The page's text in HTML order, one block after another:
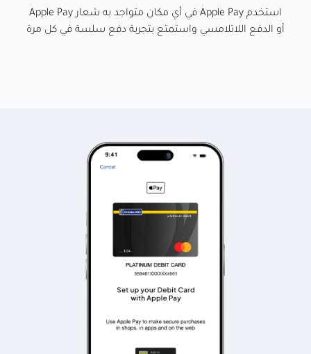
استخدم Apple Pay في أي مكان متواجد به شعار Apple Pay
أو الدفع اللاتلامسي واستمتع بتجربة دفع سلسة في كل مرة